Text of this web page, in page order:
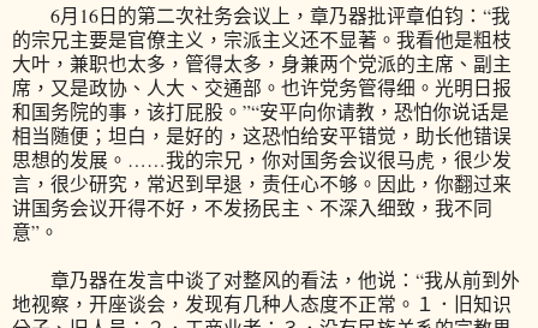
6月16日的第二次社务会议上，章乃器批评章伯钧：“我
的宗兄主要是官僚主义，宗派主义还不显著。我看他是粗枝
大叶，兼职也太多，管得太多，身兼两个党派的主席、副主
席，又是政协、人大、交通部。也许党务管得细。光明日报
和国务院的事，该打屁股。”“安平向你请教，恐怕你说话是
相当随便；坦白，是好的，这恐怕给安平错觉，助长他错误
思想的发展。……我的宗兄，你对国务会议很马虎，很少发
言，很少研究，常迟到早退，责任心不够。因此，你翻过来
讲国务会议开得不好，不发扬民主、不深入细致，我不同
意”。
章乃器在发言中谈了对整风的看法，他说：“我从前到外
地视察，开座谈会，发现有几种人态度不正常。１．旧知识